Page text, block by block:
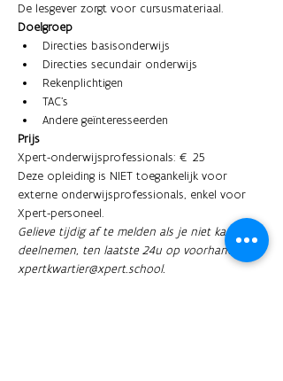
De lesgever zorgt voor cursusmateriaal.
Doelgroep
Directies basisonderwijs
Directies secundair onderwijs
Rekenplichtigen
TAC's
Andere geïnteresseerden
Prijs
Xpert-onderwijsprofessionals: € 25
Deze opleiding is NIET toegankelijk voor
externe onderwijsprofessionals, enkel voor
Xpert-personeel.
Gelieve tijdig af te melden als je niet kan
deelnemen, ten laatste 24u op voorhand, via
xpertkwartier@xpert.school.